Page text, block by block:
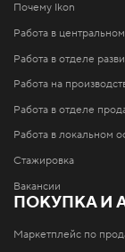
Почему Ikon
Работа в
Работа в отделе
Работа на
Работа в отделе
Работа в локальном
Стажировка
Вакансии
ПОКУПКА И
Маркетплейс по